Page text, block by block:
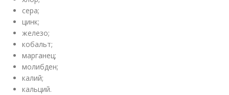
сера;⠀
цинк;⠀
железо;⠀
кобальт;⠀
марганец;⠀
молибден;⠀
калий;⠀
кальций.